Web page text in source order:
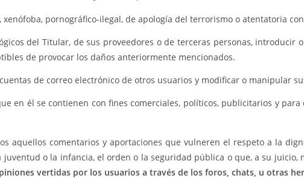
pornográfico-ilegal, de apología del terrorismo o atentatoria
del Titular, de sus proveedores o de terceras personas,
de provocar los daños anteriormente mencionados.
de correo electrónico de otros usuarios y modificar o manipular
en él se contienen con fines comerciales, políticos, publicitarios y
aquellos comentarios y aportaciones que vulneren el respeto a la
o la infancia, el orden o la seguridad pública o que, a su
vertidas por los usuarios a través de los foros, chats, u otras